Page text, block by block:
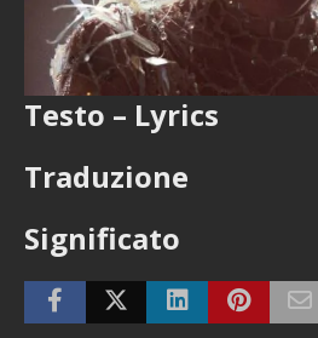
Testo – Lyrics
Traduzione
Significato